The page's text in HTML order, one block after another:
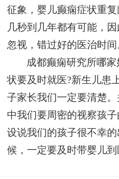
征象，婴儿癫痫症状重
几秒到几年都有可能，
忽视，错过好的医治时间
成都癫痫研究所哪
状要及时就医?新生儿患
子家长我们一定要清楚
中我们要周密的视察孩
设说我们的孩子很不幸
候，一定要及时带婴儿到